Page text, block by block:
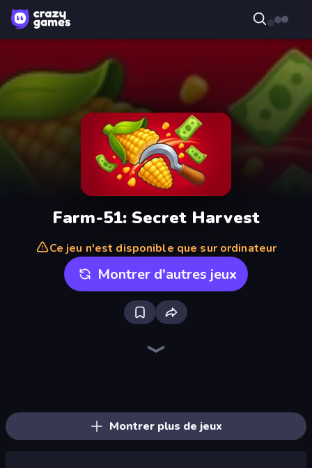
Farm-51: Secret Harvest
Ce jeu n'est disponible que sur ordinateur
Montrer d'autres jeux
Montrer plus de jeux